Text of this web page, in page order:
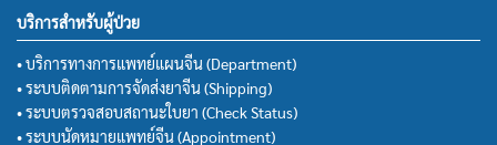
บริการสำหรับผู้ป่วย
• บริการทางการแพทย์แผนจีน (Department)
• ระบบติดตามการจัดส่งยาจีน (Shipping)
• ระบบตรวจสอบสถานะใบยา (Check Status)
• ระบบนัดหมายแพทย์จีน (Appointment)